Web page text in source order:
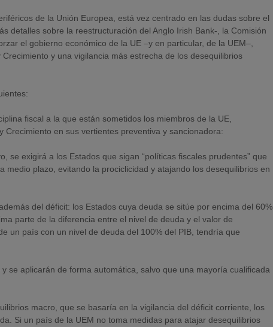
de la Unión Europea, está vez centrado en las dudas sobre el
detalles sobre la reestructuración del Anglo Irish Bank-, la Comisión
el gobierno económico de la UE –y en particular, de la UEM–,
y una vigilancia más estrecha de los desequilibrios
fiscal a la que están sometidos los miembros de la UE,
Crecimiento en sus vertientes preventiva y sancionadora:
se exigirá a los Estados que sigan “políticas fiscales prudentes” que
medio plazo, evitando la prociclicidad y atajando los desequilibrios en
del déficit: los Estados cuya deuda se sitúe por encima del 60%
parte de la diferencia entre el nivel de deuda y el valor de
un país con un nivel de deuda del 100% del PIB, tendría que
se aplicarán de forma automática, salvo que una mayoría cualificada
macro, que se basaría en la vigilancia del déficit corriente, los
Si un país de la UEM no toma medidas para atajar desequilibrios